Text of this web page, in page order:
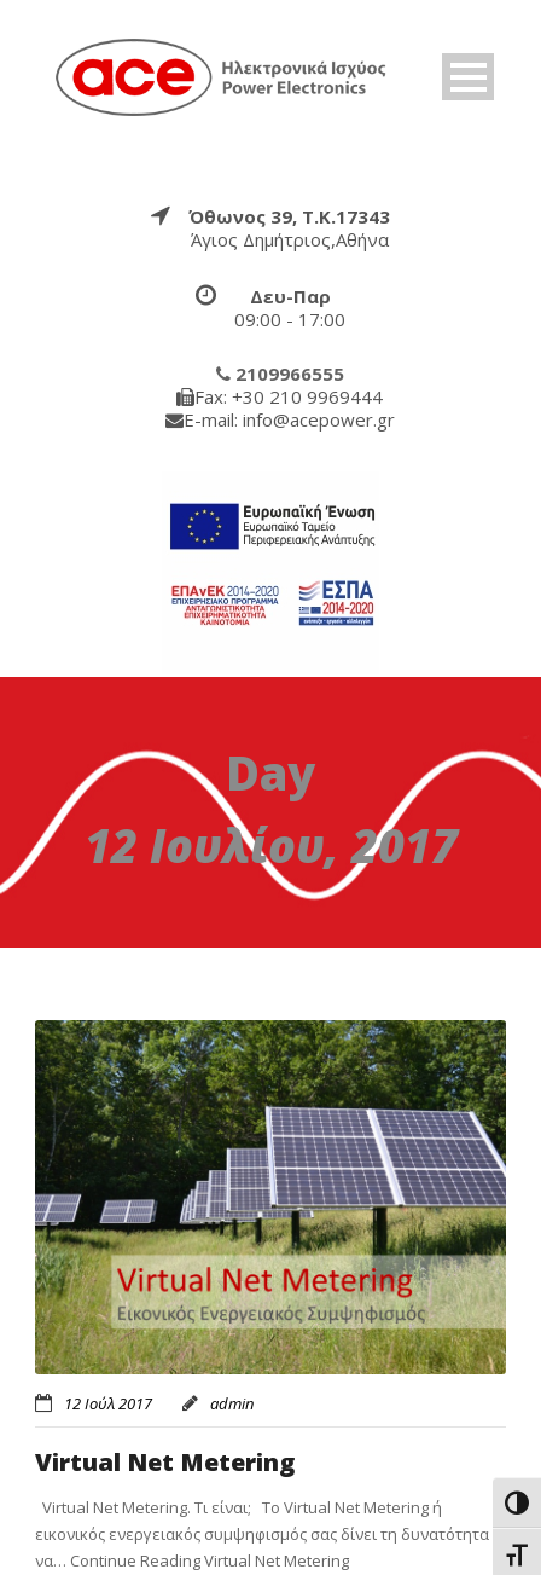
Όθωνος 39, Τ.Κ.17343
Άγιος Δημήτριος,Αθήνα
Δευ-Παρ
09:00 - 17:00
2109966555
Fax: +30 210 9969444
E-mail: info@acepower.gr
Day
12 Ιουλίου, 2017
12 Ιούλ 2017 admin
Virtual Net Metering
Virtual Net Metering. Τι είναι; To Virtual Net Metering ή
εικονικός ενεργειακός συμψηφισμός σας δίνει τη δυνατότητα
να… Continue ReadingVirtual Net Metering